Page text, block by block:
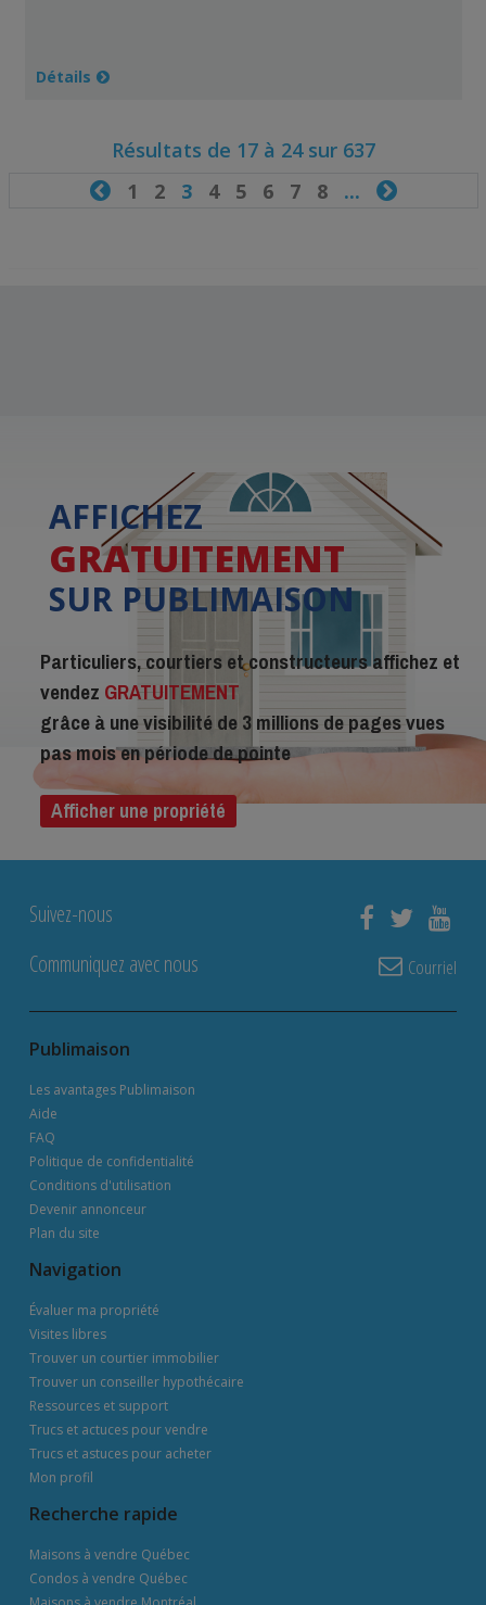
Détails
Résultats de 17 à 24 sur 637
 1 23 4 5 6 7 8... 
AFFICHEZ
GRATUITEMENT
SUR PUBLIMAISON
Particuliers, courtiers et constructeurs affichez et
vendez GRATUITEMENT
grâce à une visibilité de 3 millions de pages vues
pas mois en période de pointe
Afficher une propriété
Suivez-nous
Communiquez avec nous
Courriel
Publimaison
Les avantages Publimaison
Aide
FAQ
Politique de confidentialité
Conditions d'utilisation
Devenir annonceur
Plan du site
Navigation
Évaluer ma propriété
Visites libres
Trouver un courtier immobilier
Trouver un conseiller hypothécaire
Ressources et support
Trucs et actuces pour vendre
Trucs et astuces pour acheter
Mon profil
Recherche rapide
Maisons à vendre Québec
Condos à vendre Québec